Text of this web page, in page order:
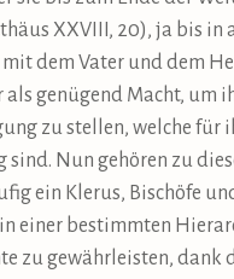
XXVIII, 20), ja bis in
mit dem Vater und dem
als genügend Macht, um
zu stellen, welche für
sind. Nun gehören zu
ein Klerus, Bischöfe
einer bestimmten
zu gewährleisten, dank